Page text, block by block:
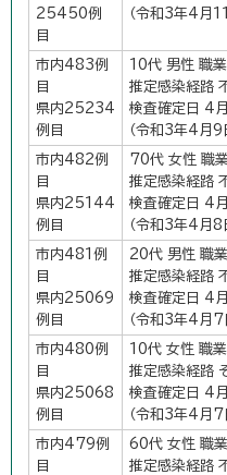
25450例
目
（令和3年4月
市内483例
目
県内25234
例目
10代 男性 職業
推定感染経路
検査確定日 4
（令和3年4月9
市内482例
目
県内25144
例目
70代 女性 職業
推定感染経路
検査確定日 4
（令和3年4月8
市内481例
目
県内25069
例目
20代 男性 職業
推定感染経路
検査確定日 4
（令和3年4月7
市内480例
目
県内25068
例目
10代 女性 職業
推定感染経路
検査確定日 4
（令和3年4月7
市内479例
目
60代 女性 職業
推定感染経路